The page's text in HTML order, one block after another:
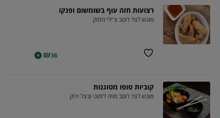
רצועות חזה עוף בשומשום ופנקו
מוגש לצד רוטב צ'ילי מתוק
₪36
+
קוביות טופו מטוגנות
מוגש לצד רוטב סויה לימוני ובצל ירוק